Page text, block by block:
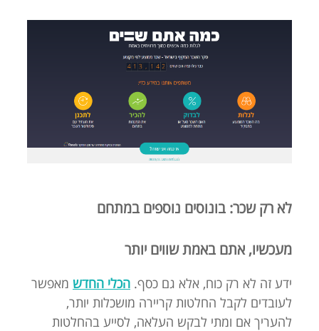
לא רק שכר: בונוסים נוספים במתחם
מעכשיו, אתם באמת שווים יותר
ידע זה לא רק כוח, אלא גם כסף. הכלי החדש מאפשר
לעובדים לקבל החלטות קריירה מושכלות יותר,
להעריך אם ומתי לבקש העלאה, לסייע בהחלטות